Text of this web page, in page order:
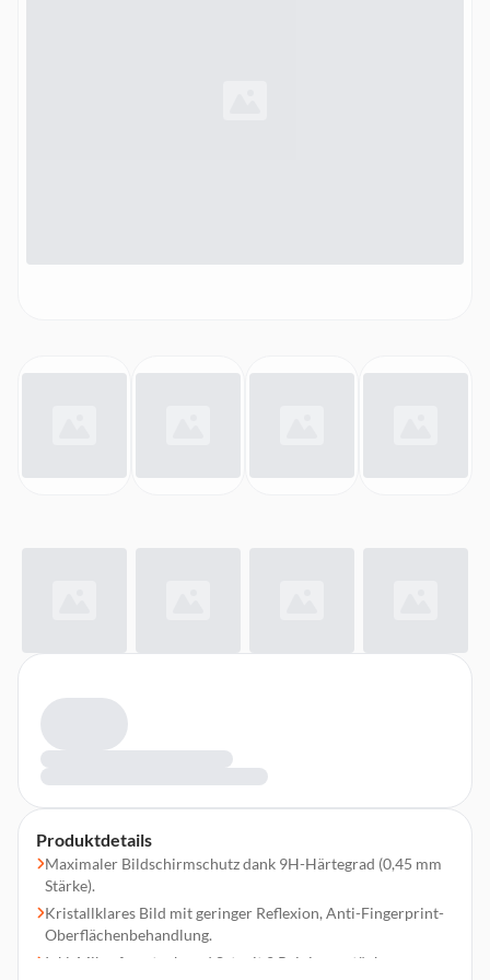
Produktdetails
Maximaler Bildschirmschutz dank 9H-Härtegrad (0,45 mm
Stärke).
Kristallklares Bild mit geringer Reflexion, Anti-Fingerprint-
Oberflächenbehandlung.
Inkl. Mikrofasertuch und Set mit 2 Reinigungstüchern.